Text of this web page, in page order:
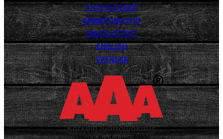
YHTEYSTIEDOT
AMMATTIKEITTIÖ
FANITUOTTEET
ENGLISH
SVENSKA